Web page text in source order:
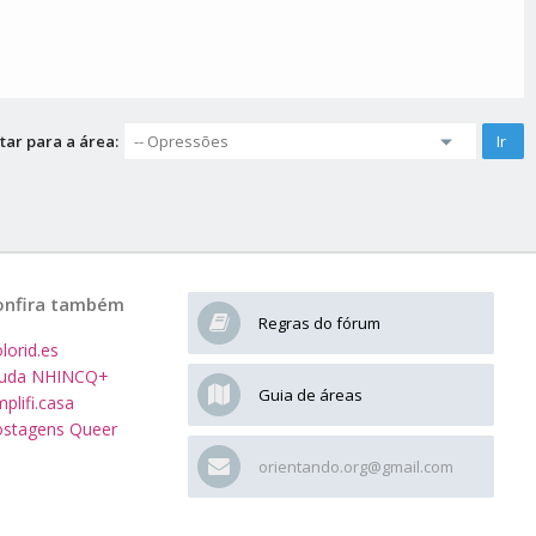
para a área:
Regras do fórum
Guia de áreas
orientando.org@gmail.com
também
NHINCQ+
Queer